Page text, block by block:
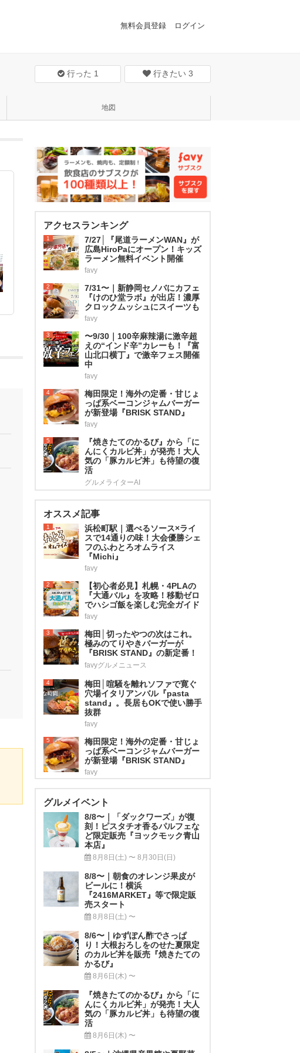
無料会員登録 ログイン
行った 1 行きたい 3
地図
アクセスランキング
1
7/27│『尾道ラーメンWAN』が
広島HiroPaにオープン！キッズ
ラーメン無料イベント開催
favy
2
7/31〜｜新静岡セノバにカフェ
『けのひ堂ラボ』が出店！濃厚
クロックムッシュにスイーツも
favy
3
〜9/30｜100辛麻辣湯に激辛超
えの“インド辛”カレーも！『富
山北口横丁』で激辛フェス開催
中
favy
4
梅田限定！海外の定番・甘じょ
っぱ系ベーコンジャムバーガー
が新登場『BRISK STAND』
favy
5
『焼きたてのかるび』から「に
んにくカルビ丼」が発売！大人
気の「豚カルビ丼」も待望の復
活
グルメライターAI
オススメ記事
1
浜松町駅｜選べるソース×ライ
スで14通りの味！大会優勝シェ
フのふわとろオムライス
『Michi』
favy
2
【初心者必見】札幌・4PLAの
『大通バル』を攻略！移動ゼロ
でハシゴ飯を楽しむ完全ガイド
favy
3
梅田│切ったやつの次はこれ。
極みのてりやきバーガーが
『BRISK STAND』の新定番！
favyグルメニュース
4
梅田│喧騒を離れソファで寛ぐ
穴場イタリアンバル『pasta
stand』。長居もOKで使い勝手
抜群
favy
5
梅田限定！海外の定番・甘じょ
っぱ系ベーコンジャムバーガー
が新登場『BRISK STAND』
favy
グルメイベント
8/8〜｜「ダックワーズ」が復
刻！ピスタチオ香るパルフェな
ど限定販売『ヨックモック青山
本店』
8月8日(土) 〜 8月30日(日)
8/8〜｜朝食のオレンジ果皮が
ビールに！横浜
『2416MARKET』等で限定販
売スタート
8月8日(土) 〜
8/6〜｜ゆずぽん酢でさっぱ
り！大根おろしをのせた夏限定
のカルビ丼を販売『焼きたての
かるび』
8月6日(木) 〜
『焼きたてのかるび』から「に
んにくカルビ丼」が発売！大人
気の「豚カルビ丼」も待望の復
活
8月6日(木) 〜